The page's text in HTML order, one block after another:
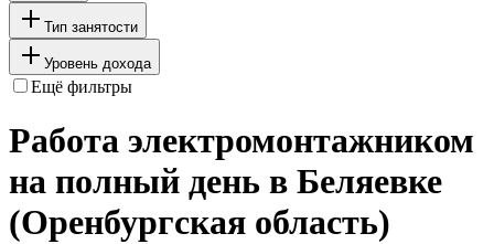
Тип занятости
Уровень дохода
Ещё фильтры
Работа электромонтажником
на полный день в Беляевке
(Оренбургская область)